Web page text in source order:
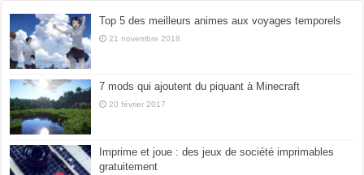
Top 5 des meilleurs animes aux voyages temporels
21 novembre 2018
7 mods qui ajoutent du piquant à Minecraft
20 février 2017
Imprime et joue : des jeux de société imprimables
gratuitement